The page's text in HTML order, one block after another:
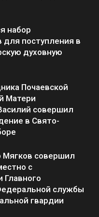
набор
для поступления в
духовную
Почаевской
Матери
совершил
в Свято-
Мягков совершил
с
Главного
службы
гвардии